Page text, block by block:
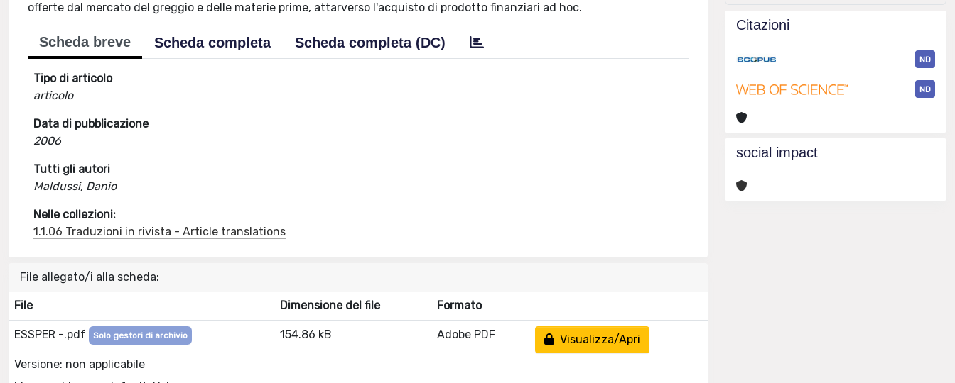
offerte dal mercato del greggio e delle materie prime, attarverso l'acquisto di prodotto finanziari ad hoc.
Scheda breve Scheda completa Scheda completa (DC)
Tipo di articolo
articolo
Data di pubblicazione
2006
Tutti gli autori
Maldussi, Danio
Nelle collezioni:
1.1.06 Traduzioni in rivista - Article translations
File allegato/i alla scheda:
File Dimensione del file Formato
ESSPER -.pdf Solo gestori di archivio
Versione: non applicabile
154.86 kB Adobe PDF Visualizza/Apri
Citazioni
ND
ND
social impact